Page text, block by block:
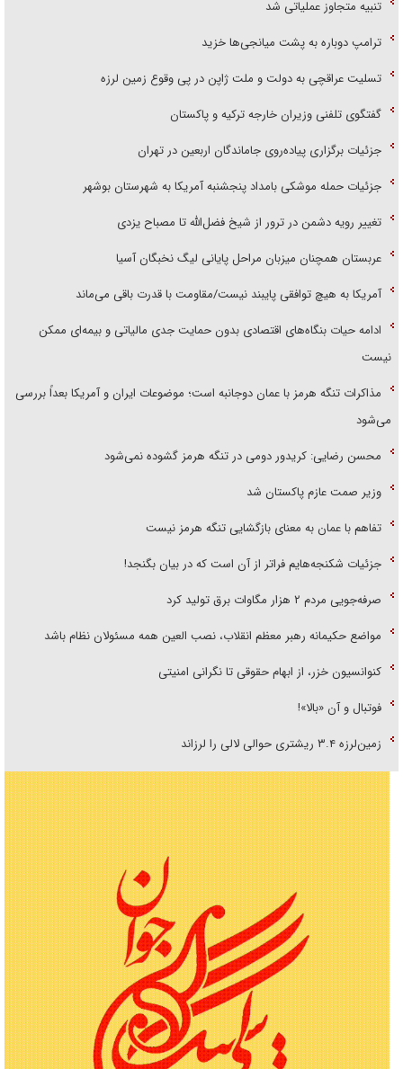
تنبیه متجاوز عملیاتی شد
ترامپ دوباره به پشت میانجی‌ها خزید
تسلیت عراقچی به دولت و ملت ژاپن در پی وقوع زمین لرزه
گفتگوی تلفنی وزیران خارجه ترکیه و پاکستان
جزئیات برگزاری پیاده‌روی جاماندگان اربعین در تهران
جزئیات حمله موشکی بامداد پنجشنبه آمریکا به شهرستان بوشهر
تغییر رویه دشمن در ترور از شیخ فضل‌الله تا مصباح یزدی
عربستان همچنان میزبان مراحل پایانی لیگ نخبگان آسیا
آمریکا به هیچ توافقی پایبند نیست/مقاومت با قدرت باقی می‌ماند
ادامه حیات بنگاه‌های اقتصادی بدون حمایت جدی مالیاتی و بیمه‌ای ممکن
نیست
مذاکرات تنگه هرمز با عمان دوجانبه است؛ موضوعات ایران و آمریکا بعداً بررسی
می‌شود
محسن رضایی: کریدور دومی در تنگه هرمز گشوده نمی‌شود
وزیر صمت عازم پاکستان شد
تفاهم با عمان به معنای بازگشایی تنگه هرمز نیست
جزئیات شکنجه‌هایم فراتر از آن است که در بیان بگنجد!
صرفه‌جویی مردم ۲ هزار مگاوات برق تولید کرد
مواضع حکیمانه رهبر معظم انقلاب، نصب العین همه مسئولان نظام باشد
کنوانسیون خزر، از ابهام حقوقی تا نگرانی امنیتی
فوتبال و آن «بالا»!
زمین‌لرزه ۳.۴ ریشتری حوالی لالی را لرزاند